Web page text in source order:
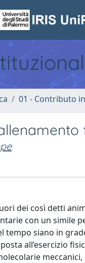
01 - Contributo
dei così detti
con un simile
tempo siano in
all’esercizio